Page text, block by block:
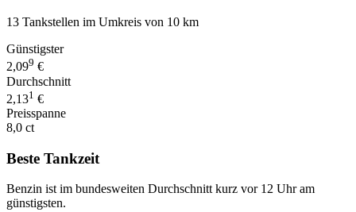
13 Tankstellen im Umkreis von 10 km
Günstigster
2,099 €
Durchschnitt
2,131 €
Preisspanne
8,0 ct
Beste Tankzeit
Benzin ist im bundesweiten Durchschnitt kurz vor 12 Uhr am
günstigsten.